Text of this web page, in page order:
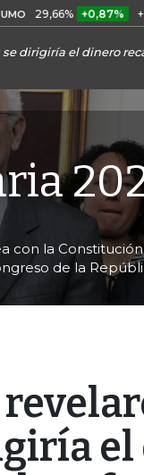
+0,87% +3,02%
dirigiría el dinero
con la
de la